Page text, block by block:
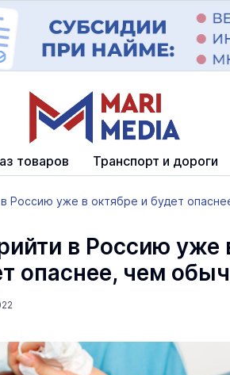
товаров Транспорт и дороги
Россию уже в октябре и будет
в Россию уже
опаснее, чем